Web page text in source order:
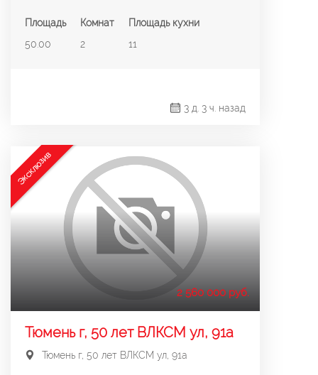
Площадь
50.00
Комнат
2
Площадь кухни
11
3 д. 3 ч. назад
Эксклюзив
2 560 000 руб.
Тюмень г, 50 лет ВЛКСМ ул, 91а
Тюмень г, 50 лет ВЛКСМ ул, 91а